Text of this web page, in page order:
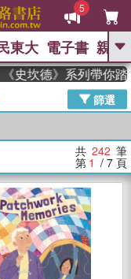
5
GO
高希均教授回憶錄
、 父親節 、 如果歷
、 方念華 、 台灣的李
數學女孩：黎曼猜想 、
東大 電子書 親子
德》系列帶你踏上熱
篩選
共 242 筆
第 1 / 7 頁